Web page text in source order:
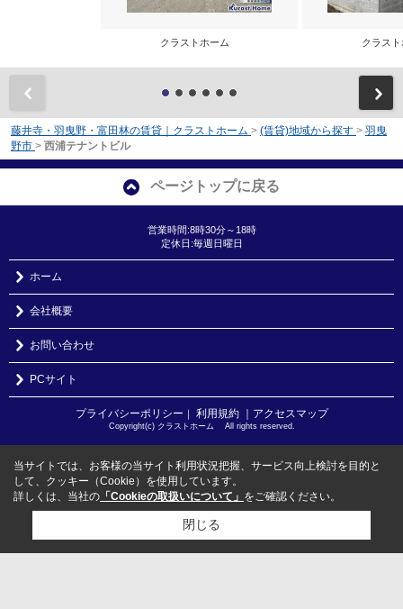
クラストホーム クラス
藤井寺・羽曳野・富田林の賃貸｜クラストホーム > (賃貸)地域から探す > 羽曳
野市 > 西浦テナントビル
ページトップに戻る
営業時間:8時30分～18時
定休日:毎週日曜日
ホーム
会社概要
お問い合わせ
PCサイト
プライバシーポリシー 利用規約 ｜アクセスマップ
Copyright(c) クラストホーム All rights reserved.
当サイトでは、お客様の当サイト利用状況把握、サービス向上検討を目的と
して、クッキー（Cookie）を使用しています。
詳しくは、当社の 「Cookieの取扱いについて」 をご確認ください。
閉じる